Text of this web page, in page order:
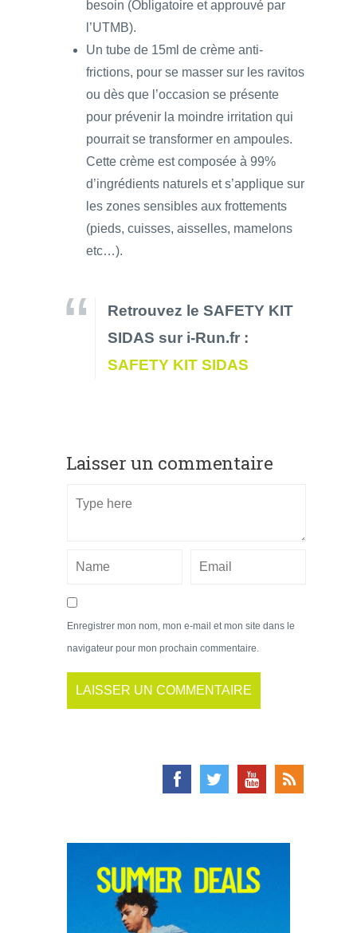
besoin (Obligatoire et approuvé par
l’UTMB).
Un tube de 15ml de crème anti-
frictions, pour se masser sur les ravitos
ou dès que l’occasion se présente
pour prévenir la moindre irritation qui
pourrait se transformer en ampoules.
Cette crème est composée à 99%
d’ingrédients naturels et s’applique sur
les zones sensibles aux frottements
(pieds, cuisses, aisselles, mamelons
etc…).
Retrouvez le SAFETY KIT
SIDAS sur i-Run.fr :
SAFETY KIT SIDAS
Laisser un commentaire
Enregistrer mon nom, mon e-mail et mon site dans le
navigateur pour mon prochain commentaire.